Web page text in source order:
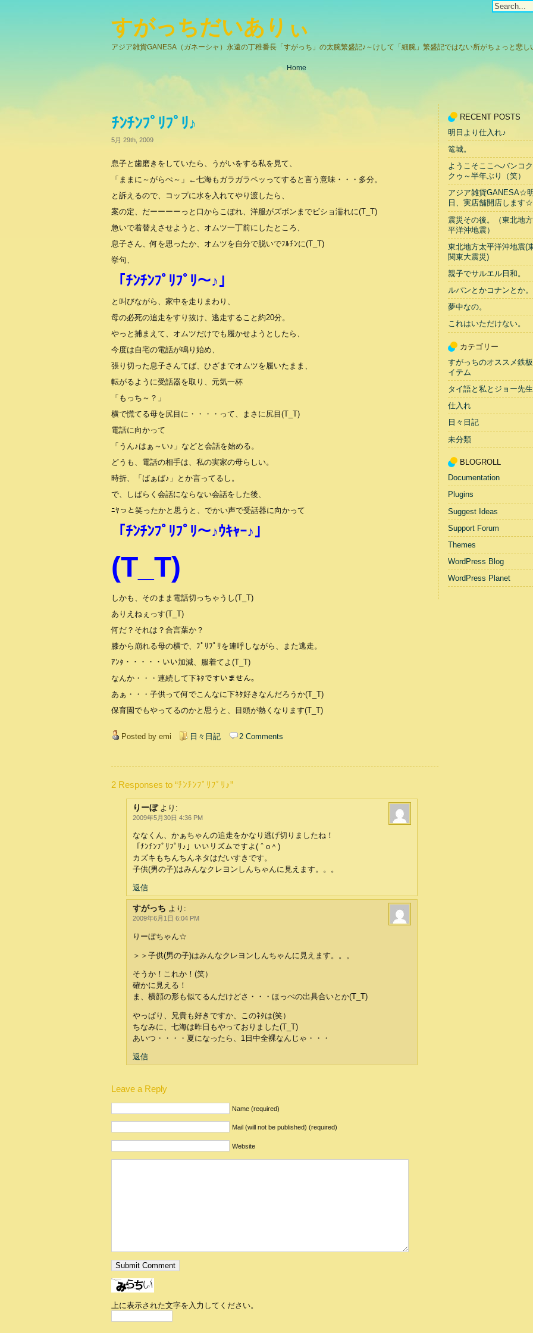
すがっちだいありぃ
アジア雑貨GANESA（ガネーシャ）永遠の丁稚番長「すがっち」の太腕繁盛記♪～けして「細腕」繁盛記ではない所がちょっと悲し
Home
ﾁﾝﾁﾝﾌﾟﾘﾌﾟﾘ♪
5月 29th, 2009
息子と歯磨きをしていたら、うがいをする私を見て、
「ままに～がらぺ～」←七海もガラガラペッってすると言う意味・・・多分。
と訴えるので、コップに水を入れてやり渡したら、
案の定、だーーーーっと口からこぼれ、洋服がズボンまでビショ濡れに(T_T)
急いで着替えさせようと、オムツ一丁前にしたところ、
息子さん、何を思ったか、オムツを自分で脱いでﾌﾙﾁﾝに(T_T)
挙句、
「ﾁﾝﾁﾝﾌﾟﾘﾌﾟﾘ～♪」
と叫びながら、家中を走りまわり、
母の必死の追走をすり抜け、逃走すること約20分。
やっと捕まえて、オムツだけでも履かせようとしたら、
今度は自宅の電話が鳴り始め、
張り切った息子さんてば、ひざまでオムツを履いたまま、
転がるように受話器を取り、元気一杯
「もっち～？」
横で慌てる母を尻目に・・・・って、まさに尻目(T_T)
電話に向かって
「うん♪はぁ～い♪」などと会話を始める。
どうも、電話の相手は、私の実家の母らしい。
時折、「ばぁば♪」とか言ってるし。
で、しばらく会話にならない会話をした後、
ﾆﾔっと笑ったかと思うと、でかい声で受話器に向かって
「ﾁﾝﾁﾝﾌﾟﾘﾌﾟﾘ～♪ｳｷｬｰ♪」
(T_T)
しかも、そのまま電話切っちゃうし(T_T)
ありえねぇっす(T_T)
何だ？それは？合言葉か？
膝から崩れる母の横で、ﾌﾟﾘﾌﾟﾘを連呼しながら、また逃走。
ｱﾝﾀ・・・・・いい加減、服着てよ(T_T)
なんか・・・連続して下ﾈﾀですいません。
あぁ・・・子供って何でこんなに下ﾈﾀ好きなんだろうか(T_T)
保育園でもやってるのかと思うと、目頭が熱くなります(T_T)
Posted by emi 日々日記 2 Comments
2 Responses to “ﾁﾝﾁﾝﾌﾟﾘﾌﾟﾘ♪”
りーぼ より:
2009年5月30日 4:36 PM
ななくん、かぁちゃんの追走をかなり逃げ切りましたね！
「ﾁﾝﾁﾝﾌﾟﾘﾌﾟﾘ♪」いいリズムですよ(＾o＾)
カズキもちんちんネタはだいすきです。
子供(男の子)はみんなクレヨンしんちゃんに見えます。。。
返信
すがっち より:
2009年6月1日 6:04 PM
りーぼちゃん☆
＞＞子供(男の子)はみんなクレヨンしんちゃんに見えます。。。
そうか！これか！(笑）
確かに見える！
ま、横顔の形も似てるんだけどさ・・・ほっぺの出具合いとか(T_T)
やっぱり、兄貴も好きですか、このﾈﾀは(笑）
ちなみに、七海は昨日もやっておりました(T_T)
あいつ・・・・夏になったら、1日中全裸なんじゃ・・・
返信
Leave a Reply
Name (required)
Mail (will not be published) (required)
Website
上に表示された文字を入力してください。
RECENT POSTS
明日より仕入れ♪
篭城。
ようこそここへバンコ
クゥ～半年ぶり（笑）
アジア雑貨GANESA☆
日、実店舗開店します☆
震災その後。（東北地
平洋沖地震）
東北地方太平洋沖地震(
関東大震災)
親子でサルエル日和。
ルパンとかコナンとか。
夢中なの。
これはいただけない。
カテゴリー
すがっちのオススメ鉄
イテム
タイ語と私とジョー先生
仕入れ
日々日記
未分類
BLOGROLL
Documentation
Plugins
Suggest Ideas
Support Forum
Themes
WordPress Blog
WordPress Planet